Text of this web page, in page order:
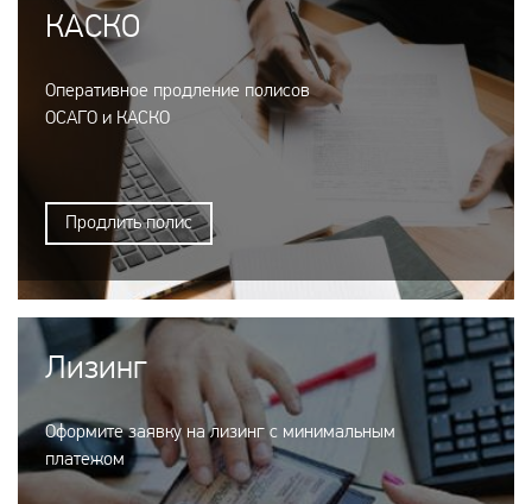
КАСКО
Оперативное продление полисов
ОСАГО и КАСКО
Продлить полис
Лизинг
Оформите заявку на лизинг с минимальным
платежом